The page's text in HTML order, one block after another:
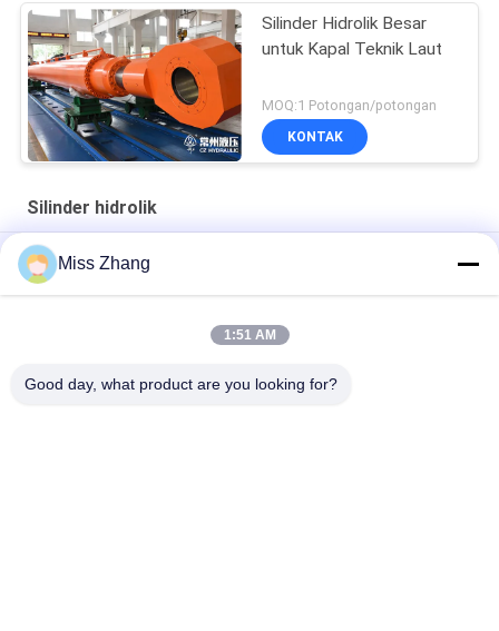
Silinder Hidrolik Besar
untuk Kapal Teknik Laut
MOQ:1 Potongan/potongan
KONTAK
Silinder hidrolik
Radial Gate Heavy Duty Hydraulic Cylinder / Hoist Cylinder
Untuk Industri Minyak
Miss Zhang
1:51 AM
Good day, what product are you looking for?